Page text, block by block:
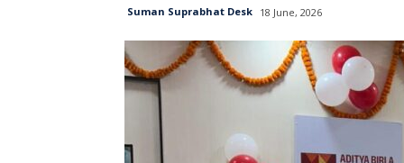
Suman Suprabhat Desk 18 June, 2026